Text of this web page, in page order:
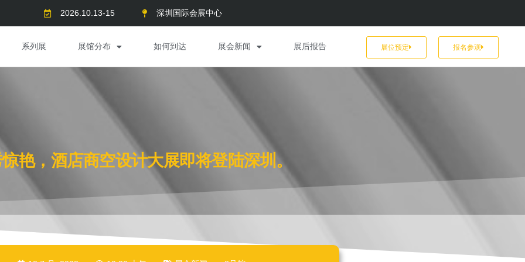
2026.10.13-15 深圳国际会展中心
系列展 展馆分布 如何到达 展会新闻 展后报告 展位预定 报名参观
艳，酒店商空设计大展即将登陆深圳。